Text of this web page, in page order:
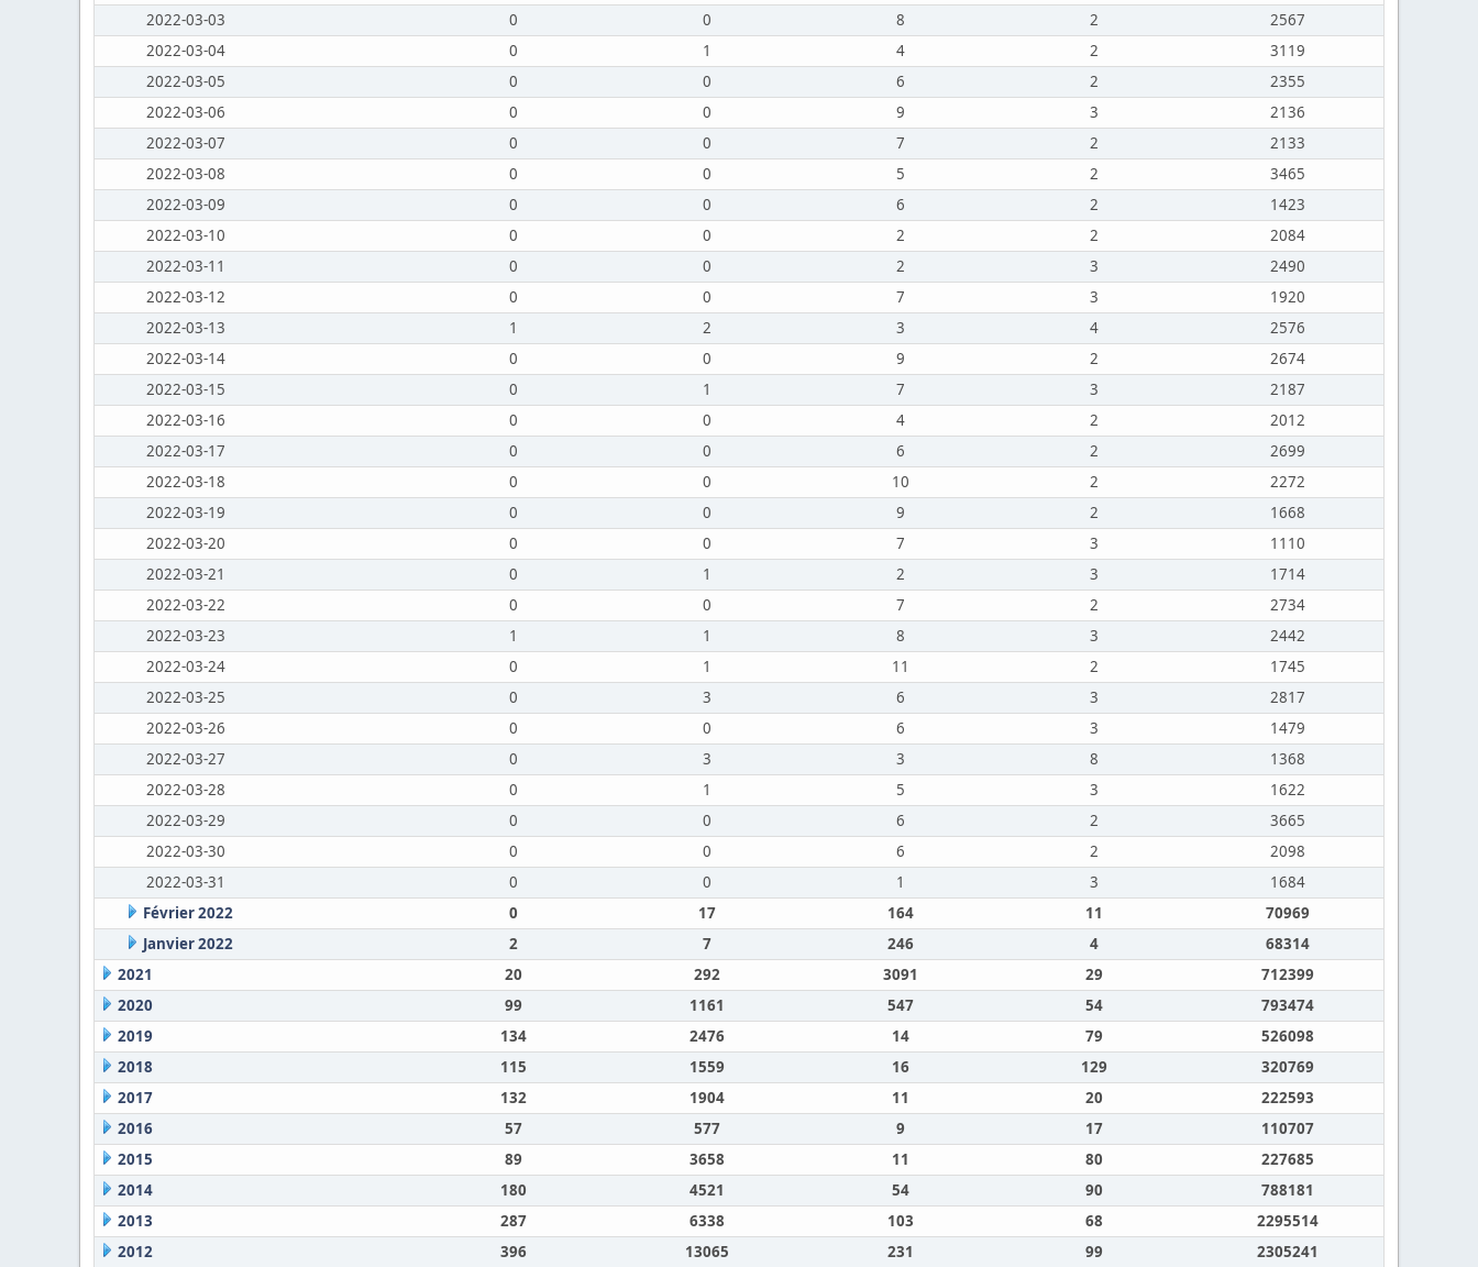
2022-03-03
0 0 8 2
2567
2022-03-04
0 1 4 2
3119
2022-03-05
0 0 6 2
2355
2022-03-06
0 0 9 3
2136
2022-03-07
0 0 7 2
2133
2022-03-08
0 0 5 2
3465
2022-03-09
0 0 6 2
1423
2022-03-10
0 0 2 2
2084
2022-03-11
0 0 2 3
2490
2022-03-12
0 0 7 3
1920
2022-03-13
1 2 3 4
2576
2022-03-14
0 0 9 2
2674
2022-03-15
0 1 7 3
2187
2022-03-16
0 0 4 2
2012
2022-03-17
0 0 6 2
2699
2022-03-18
0 0 10 2
2272
2022-03-19
0 0 9 2
1668
2022-03-20
0 0 7 3
1110
2022-03-21
0 1 2 3
1714
2022-03-22
0 0 7 2
2734
2022-03-23
1 1 8 3
2442
2022-03-24
0 1 11 2
1745
2022-03-25
0 3 6 3
2817
2022-03-26
0 0 6 3
1479
2022-03-27
0 3 3 8
1368
2022-03-28
0 1 5 3
1622
2022-03-29
0 0 6 2
3665
2022-03-30
0 0 6 2
2098
2022-03-31
0 0 1 3
1684
Février 2022
0 17 164 11
70969
Janvier 2022
2 7 246 4
68314
2021
20 292 3091 29
712399
2020
99 1161 547 54
793474
2019
134 2476 14 79
526098
2018
115 1559 16 129
320769
2017
132 1904 11 20
222593
2016
57 577 9 17
110707
2015
89 3658 11 80
227685
2014
180 4521 54 90
788181
2013
287 6338 103 68
2295514
2012
396 13065 231 99 2305241